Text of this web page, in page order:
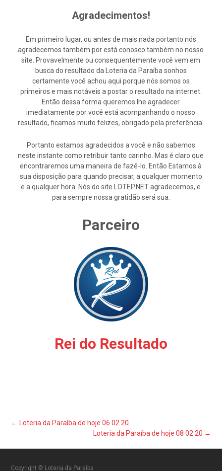
Agradecimentos!
Em primeiro lugar, ou antes de mais nada portanto nós
agradecemos também por está conosco também no nosso
site. Provavelmente ou consequentemente você vem em
busca do resultado da Loteria da Paraíba sonhos
certamente você achou aqui porque nós somos os
primeiros e mais notáveis a postar o resultado na internet.
Então dessa forma queremos lhe agradecer
imediatamente por você está acompanhando o nosso
resultado, ficamos muito felizes, obrigado pela preferência.
Portanto estamos agradecidos a você e não sabemos
neste instante como retribuir tanto carinho. Mas é claro que
encontraremos uma maneira de fazê-lo. Então Estamos à
sua disposição para quando precisar, a qualquer momento
e a qualquer hora. Nós do site LOTEP.NET agradecemos, e
para sempre nossa gratidão será sua.
Parceiro
Rei do Resultado
Post
navigation
←
Loteria da Paraíba de hoje 06 02 20
Loteria da Paraíba de hoje 08 02 20 →
Copyright © Loteria da Paraíba